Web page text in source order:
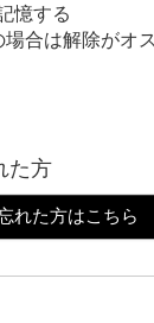
憶する
場合は解除がオ
た方
れた方はこちら